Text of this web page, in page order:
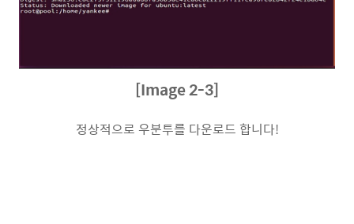
[Image 2-3]
정상적으로 우분투를 다운로드 합니다!